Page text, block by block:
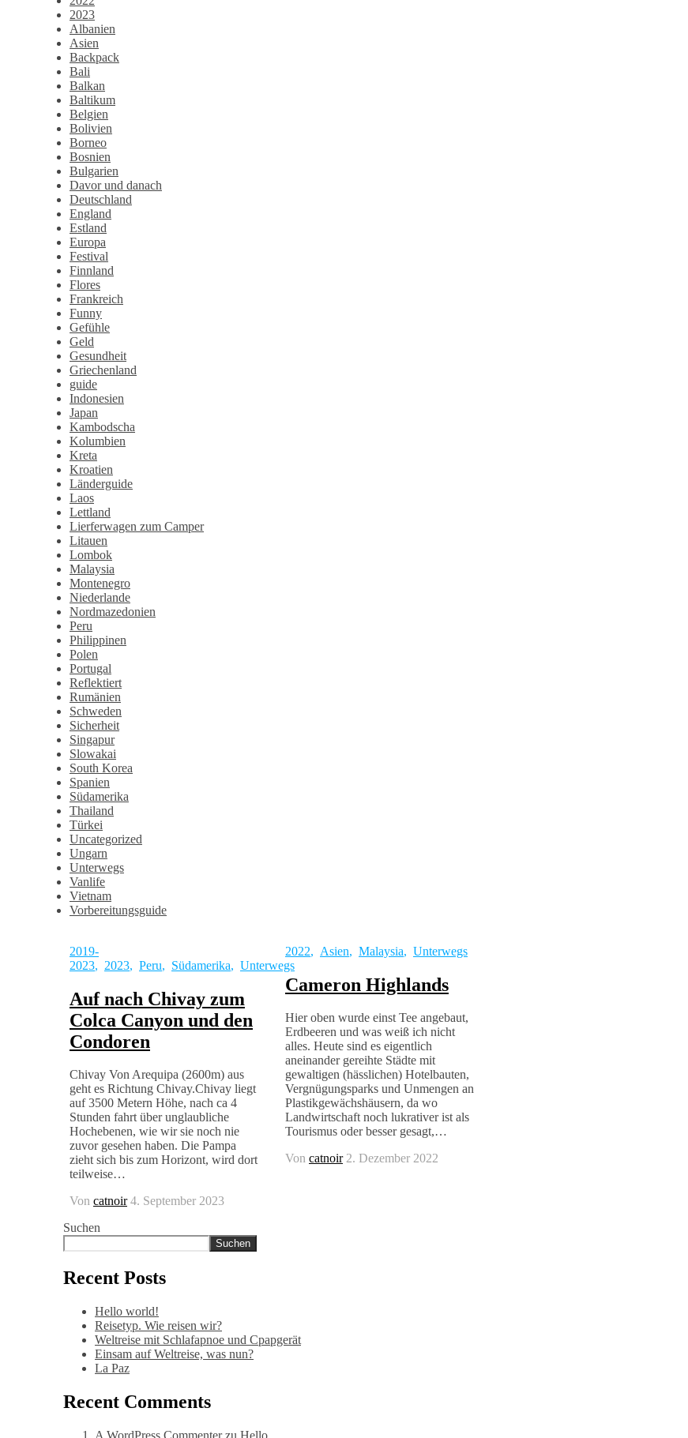
2023
Albanien
Asien
Backpack
Bali
Balkan
Baltikum
Belgien
Bolivien
Borneo
Bosnien
Bulgarien
Davor und danach
Deutschland
England
Estland
Europa
Festival
Finnland
Flores
Frankreich
Funny
Gefühle
Geld
Gesundheit
Griechenland
guide
Indonesien
Japan
Kambodscha
Kolumbien
Kreta
Kroatien
Länderguide
Laos
Lettland
Lierferwagen zum Camper
Litauen
Lombok
Malaysia
Montenegro
Niederlande
Nordmazedonien
Peru
Philippinen
Polen
Portugal
Reflektiert
Rumänien
Schweden
Sicherheit
Singapur
Slowakai
South Korea
Spanien
Südamerika
Thailand
Türkei
Uncategorized
Ungarn
Unterwegs
Vanlife
Vietnam
Vorbereitungsguide
2019-
2023, 2023, Peru, Südamerika, Unterwegs
Auf nach Chivay zum
Colca Canyon und den
Condoren
Chivay Von Arequipa (2600m) aus
geht es Richtung Chivay.Chivay liegt
auf 3500 Metern Höhe, nach ca 4
Stunden fahrt über unglaubliche
Hochebenen, wie wir sie noch nie
zuvor gesehen haben. Die Pampa
zieht sich bis zum Horizont, wird dort
teilweise…
Von catnoir 4. September 2023
2022, Asien, Malaysia, Unterwegs
Cameron Highlands
Hier oben wurde einst Tee angebaut,
Erdbeeren und was weiß ich nicht
alles. Heute sind es eigentlich
aneinander gereihte Städte mit
gewaltigen (hässlichen) Hotelbauten,
Vergnügungsparks und Unmengen an
Plastikgewächshäusern, da wo
Landwirtschaft noch lukrativer ist als
Tourismus oder besser gesagt,…
Von catnoir 2. Dezember 2022
Suchen
Suchen
Recent Posts
Hello world!
Reisetyp. Wie reisen wir?
Weltreise mit Schlafapnoe und Cpapgerät
Einsam auf Weltreise, was nun?
La Paz
Recent Comments
A WordPress Commenterzu Hello